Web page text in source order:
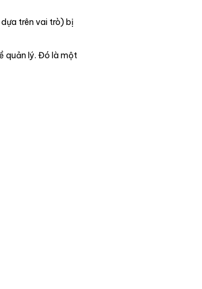
trên vai trò) bị
quản lý. Đó là một